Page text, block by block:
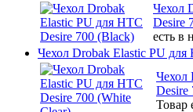
Чехол
Desire
есть в
Чехол Drobak Elastic PU
Чехол
Desire
Товар